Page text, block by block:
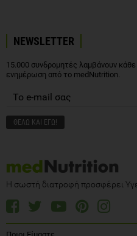
NEWSLETTER
15.000 συνδρομητές λαμβάνουν
ενημέρωση από το medNutrition.
Η σωστή διατροφή προσφέρει